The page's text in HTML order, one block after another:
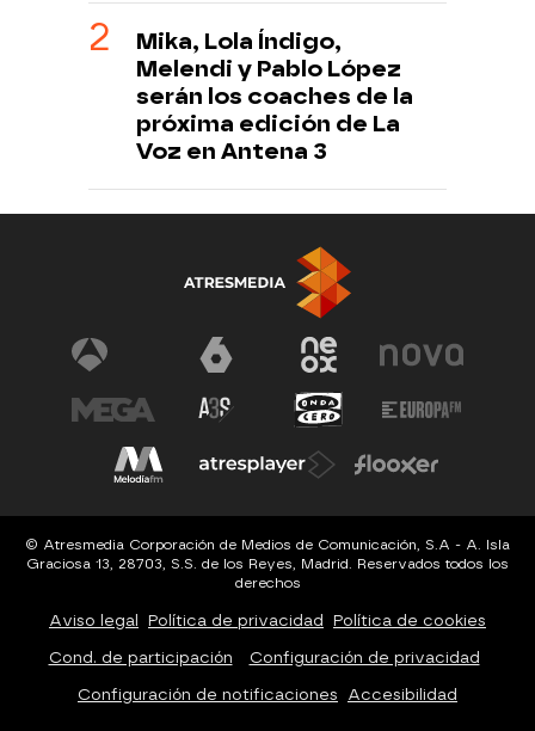
Mika, Lola Índigo,
Melendi y Pablo López
serán los coaches de la
próxima edición de La
Voz en Antena 3
© Atresmedia Corporación de Medios de Comunicación, S.A - A. Isla
Graciosa 13, 28703, S.S. de los Reyes, Madrid. Reservados todos los
derechos
Aviso legal Política de privacidad Política de cookies
Cond. de participación Configuración de privacidad
Configuración de notificaciones Accesibilidad